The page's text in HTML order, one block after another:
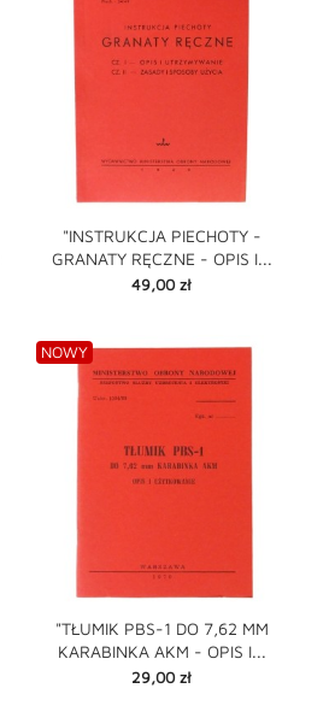
"INSTRUKCJA PIECHOTY -
GRANATY RĘCZNE - OPIS I...
Cena
49,00 zł
shopping_cart 
"TŁUMIK PBS-1 DO 7,62 MM
KARABINKA AKM - OPIS I...
Cena
29,00 zł
NOWY
shopping_cart 